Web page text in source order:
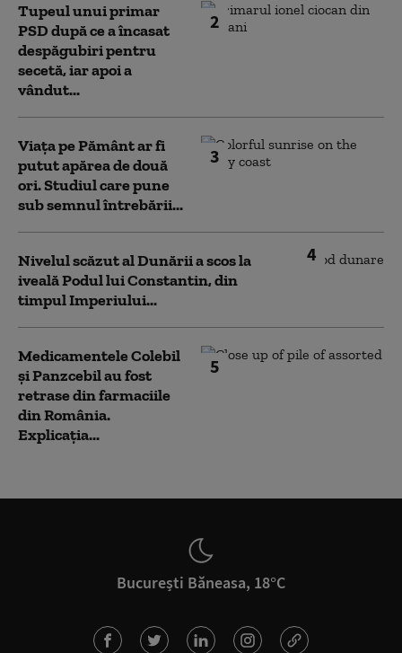
2
Tupeul unui primar
PSD după ce a încasat
despăgubiri pentru
secetă, iar apoi a
vândut...
3
Viața pe Pământ ar fi
putut apărea de două
ori. Studiul care pune
sub semnul întrebării...
4
Nivelul scăzut al Dunării a scos la
iveală Podul lui Constantin, din
timpul Imperiului...
5
Medicamentele Colebil
și Panzcebil au fost
retrase din farmaciile
din România.
Explicația...
București Băneasa, 18°C